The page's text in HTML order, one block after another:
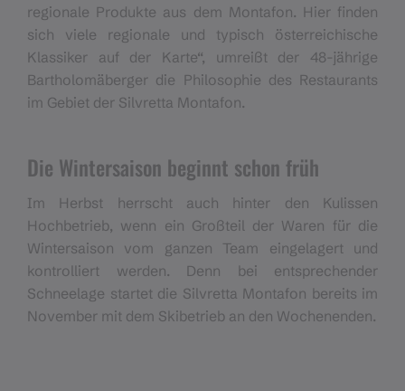
regionale Produkte aus dem Montafon. Hier finden
sich viele regionale und typisch österreichische
Klassiker auf der Karte“, umreißt der 48-jährige
Bartholomäberger die Philosophie des Restaurants
im Gebiet der Silvretta Montafon.
Die Wintersaison beginnt schon früh
Im Herbst herrscht auch hinter den Kulissen
Hochbetrieb, wenn ein Großteil der Waren für die
Wintersaison vom ganzen Team eingelagert und
kontrolliert werden. Denn bei entsprechender
Schneelage startet die Silvretta Montafon bereits im
November mit dem Skibetrieb an den Wochenenden.